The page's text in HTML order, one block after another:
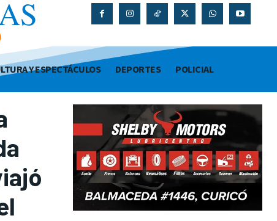
Y ESPECTÁCULOS DEPORTES POLICIAL